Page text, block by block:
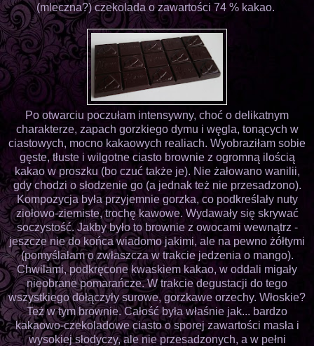
(mleczna?) czekolada o zawartości 74 % kakao.
Po otwarciu poczułam intensywny, choć o delikatnym
charakterze, zapach gorzkiego dymu i węgla, tonących w
ciastowych, mocno kakaowych realiach. Wyobraziłam sobie
gęste, tłuste i wilgotne ciasto brownie z ogromną ilością
kakao w proszku (bo czuć także je). Nie żałowano wanilii,
gdy chodzi o słodzenie go (a jednak też nie przesadzono).
Kompozycja była przyjemnie gorzka, co podkreślały nuty
ziołowo-ziemiste, trochę kawowe. Wydawały się skrywać
soczystość. Jakby było to brownie z owocami wewnątrz -
jeszcze nie do końca wiadomo jakimi, ale na pewno żółtymi
(pomyślałam o zwłaszcza w trakcie jedzenia o mango).
Chwilami, podkręcone kwaskiem kakao, w oddali migały
nieobrane pomarańcze. W trakcie degustacji do tego
wszystkiego dołączyły surowe, gorzkawe orzechy. Włoskie?
Też w tym brownie. Całość była właśnie jak... bardzo
kakaowo-czekoladowe ciasto o sporej zawartości masła i
wysokiej słodyczy, ale nie przesadzonych, a w pełni